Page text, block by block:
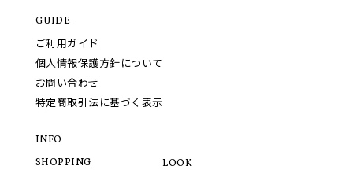
GUIDE
ご利用ガイド
個人情報保護方針について
お問い合わせ
特定商取引法に基づく表示
INFO
SHOPPING
LOOK